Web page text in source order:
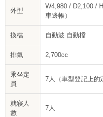
外型
W4,980 / D2,100 /
車邊帳）
換檔 自動波 自動檔
排氣 2,700cc
乘坐定
員
7人（車型登記上的
就寝人
數
7人